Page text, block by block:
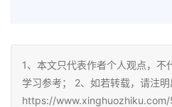
1、本文只代表作者个人观点，不
学习参考； 2、如若转载，请注明
https://